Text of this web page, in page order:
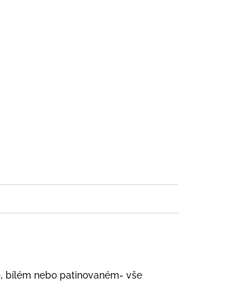
bílém nebo patinovaném- vše